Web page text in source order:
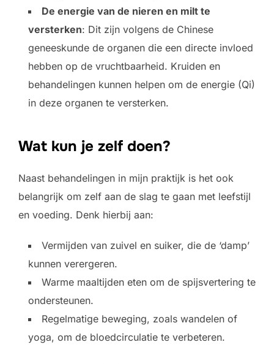
De energie van de nieren en milt te
versterken: Dit zijn volgens de Chinese
geneeskunde de organen die een directe invloed
hebben op de vruchtbaarheid. Kruiden en
behandelingen kunnen helpen om de energie (Qi)
in deze organen te versterken.
Wat kun je zelf doen?
Naast behandelingen in mijn praktijk is het ook
belangrijk om zelf aan de slag te gaan met leefstijl
en voeding. Denk hierbij aan:
Vermijden van zuivel en suiker, die de ‘damp’
kunnen verergeren.
Warme maaltijden eten om de spijsvertering te
ondersteunen.
Regelmatige beweging, zoals wandelen of
yoga, om de bloedcirculatie te verbeteren.